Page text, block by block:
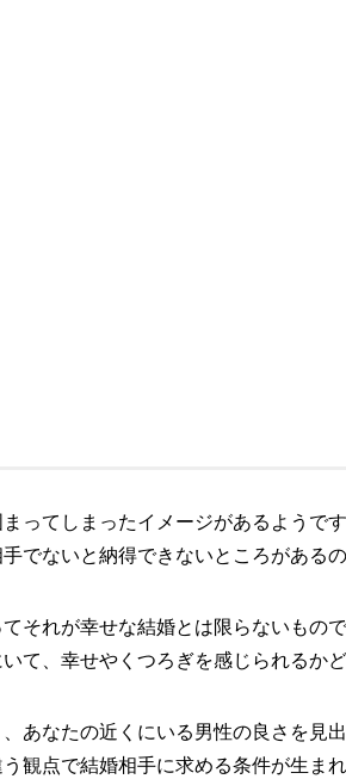
ってしまったイメージがあるようです
でないと納得できないところがある
それが幸せな結婚とは限らないもので
て、幸せやくつろぎを感じられるかど
あなたの近くにいる男性の良さを見
観点で結婚相手に求める条件が生ま